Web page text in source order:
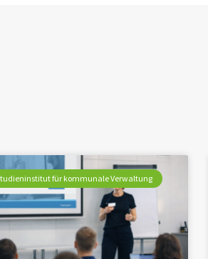
für kommunale Verwaltung